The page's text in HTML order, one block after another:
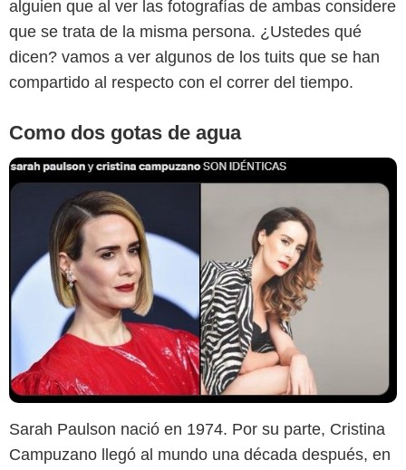
alguien que al ver las fotografías de ambas considere
que se trata de la misma persona. ¿Ustedes qué
dicen? vamos a ver algunos de los tuits que se han
compartido al respecto con el correr del tiempo.
Como dos gotas de agua
Sarah Paulson nació en 1974. Por su parte, Cristina
Campuzano llegó al mundo una década después, en
Twitter